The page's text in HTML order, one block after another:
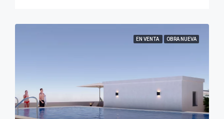
EN VENTA OBRA NUEVA